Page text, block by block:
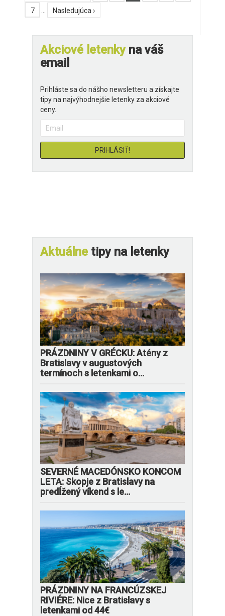
7
Nasledujúca ›
Akciové letenkyna váš
email
Prihláste sa do nášho newsletteru a získajte
tipy na najvýhodnejšie letenky za akciové
ceny.
Aktuálne tipy na letenky
PRÁZDNINY V GRÉCKU: Atény z
Bratislavy v augustových
termínoch s letenkami o...
SEVERNÉ MACEDÓNSKO KONCOM
LETA: Skopje z Bratislavy na
predĺžený víkend s le...
PRÁZDNINY NA FRANCÚZSKEJ
RIVIÉRE: Nice z Bratislavy s
letenkami od 44€